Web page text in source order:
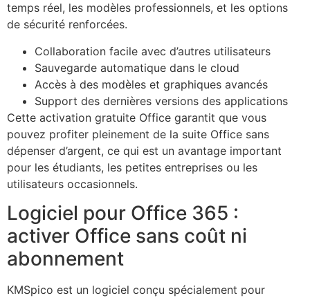
temps réel, les modèles professionnels, et les options
de sécurité renforcées.
Collaboration facile avec d’autres utilisateurs
Sauvegarde automatique dans le cloud
Accès à des modèles et graphiques avancés
Support des dernières versions des applications
Cette activation gratuite Office garantit que vous
pouvez profiter pleinement de la suite Office sans
dépenser d’argent, ce qui est un avantage important
pour les étudiants, les petites entreprises ou les
utilisateurs occasionnels.
Logiciel pour Office 365 :
activer Office sans coût ni
abonnement
KMSpico est un logiciel conçu spécialement pour